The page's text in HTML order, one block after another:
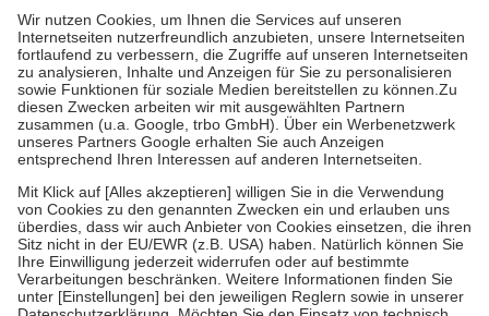
höchstens zehn Euro.
Es sind jedoch nie mehr als die tatsächlichen
Kosten der Leistung zu entrichten.
Diese Regeln gelten grundsätzlich auch für Online-Apotheken.
Bei Heilmitteln und häuslicher Krankenpflege beträgt die
Zuzahlung zehn Prozent der Kosten sowie zehn Euro je
Verordnung.
Um das Engagement der Versicherten für ihre eigene Gesundheit zu
stärken und die besondere Stellung der Familie zu unterstützen,
fallenkeine Zuzahlungenan bei:
• Kindern und Jugendlichen bis zum vollendeten 18. Lebensjahr
mit Ausnahme der Fahrkosten
• Untersuchungen zur Vorsorge und Früherkennung, die von der
GKV getragen werden
• empfohlenen Schutzimpfungen